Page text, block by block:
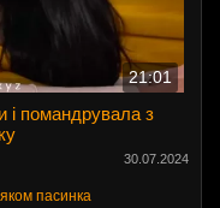
21:01
і помандрувала з
30.07.2024